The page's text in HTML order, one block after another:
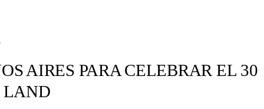
AIRES PARA CELEBRAR EL 30
LAND